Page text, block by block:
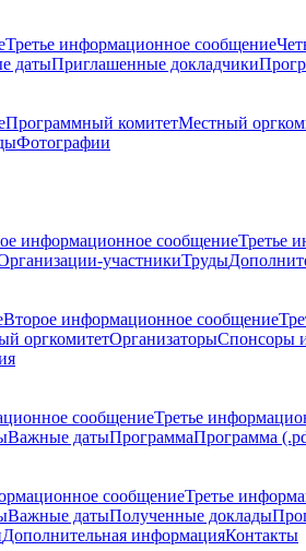
Третье информационное сообщение
датыПриглашенные докладчики
Программный комитетМестный
Фотографии
информационное сообщениеТретье
участникиТруды
Второе информационное сообщение
оргкомитетОрганизаторыСпонсоры
сообщениеТретье
Важные датыПрограммаПрограмма
сообщениеТретье
Важные датыПолученные доклады
Дополнительная информацияКонтакты